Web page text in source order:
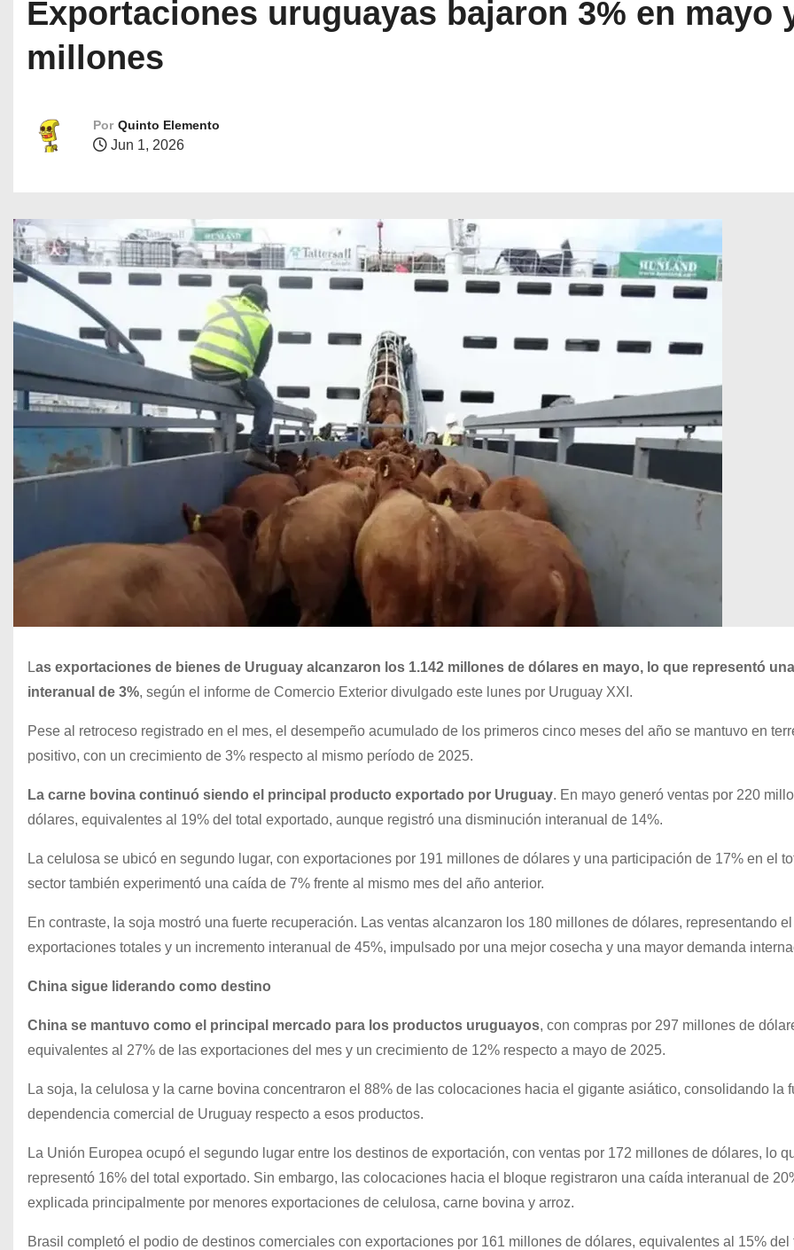
Exportaciones uruguayas bajaron 3% en mayo
millones
Por Quinto Elemento
Jun 1, 2026
Las exportaciones de bienes de Uruguay alcanzaron los 1.142 millones de dólares en mayo, lo que representó
interanual de 3%, según el informe de Comercio Exterior divulgado este lunes por Uruguay XXI.
Pese al retroceso registrado en el mes, el desempeño acumulado de los primeros cinco meses del año se mantuvo en
positivo, con un crecimiento de 3% respecto al mismo período de 2025.
La carne bovina continuó siendo el principal producto exportado por Uruguay. En mayo generó ventas por 220
dólares, equivalentes al 19% del total exportado, aunque registró una disminución interanual de 14%.
La celulosa se ubicó en segundo lugar, con exportaciones por 191 millones de dólares y una participación de 17% en el
sector también experimentó una caída de 7% frente al mismo mes del año anterior.
En contraste, la soja mostró una fuerte recuperación. Las ventas alcanzaron los 180 millones de dólares, representando
exportaciones totales y un incremento interanual de 45%, impulsado por una mejor cosecha y una mayor demanda
China sigue liderando como destino
China se mantuvo como el principal mercado para los productos uruguayos, con compras por 297 millones de
equivalentes al 27% de las exportaciones del mes y un crecimiento de 12% respecto a mayo de 2025.
La soja, la celulosa y la carne bovina concentraron el 88% de las colocaciones hacia el gigante asiático, consolidando la
dependencia comercial de Uruguay respecto a esos productos.
La Unión Europea ocupó el segundo lugar entre los destinos de exportación, con ventas por 172 millones de dólares, lo
representó 16% del total exportado. Sin embargo, las colocaciones hacia el bloque registraron una caída interanual de
explicada principalmente por menores exportaciones de celulosa, carne bovina y arroz.
Brasil completó el podio de destinos comerciales con exportaciones por 161 millones de dólares, equivalentes al 15% del